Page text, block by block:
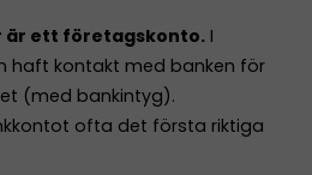
är ett företagskonto. I
haft kontakt med banken för
(med bankintyg).
ofta det första riktiga